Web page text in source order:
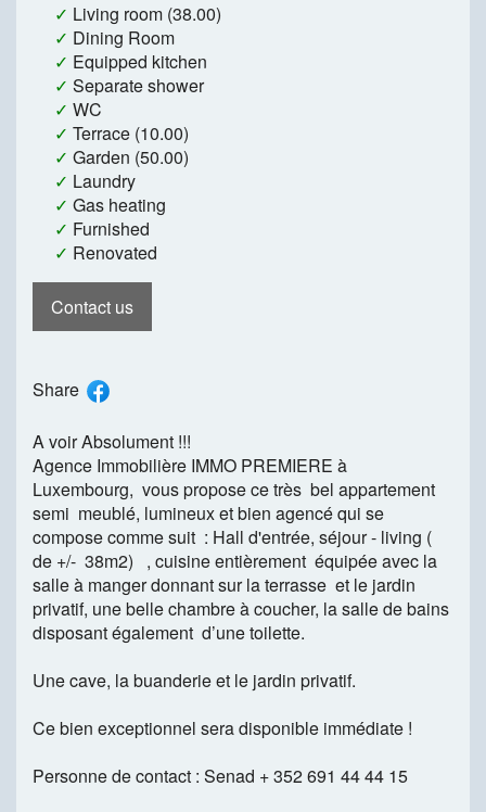
✓ Living room (38.00)
✓ Dining Room
✓ Equipped kitchen
✓ Separate shower
✓ WC
✓ Terrace (10.00)
✓ Garden (50.00)
✓ Laundry
✓ Gas heating
✓ Furnished
✓ Renovated
Contact us
Share
A voir Absolument !!!
Agence Immobilière IMMO PREMIERE à
Luxembourg, vous propose ce très bel appartement
semi meublé, lumineux et bien agencé qui se
compose comme suit : Hall d'entrée, séjour - living (
de +/- 38m2) , cuisine entièrement équipée avec la
salle à manger donnant sur la terrasse et le jardin
privatif, une belle chambre à coucher, la salle de bains
disposant également d’une toilette.
Une cave, la buanderie et le jardin privatif.
Ce bien exceptionnel sera disponible immédiate !
Personne de contact : Senad + 352 691 44 44 15